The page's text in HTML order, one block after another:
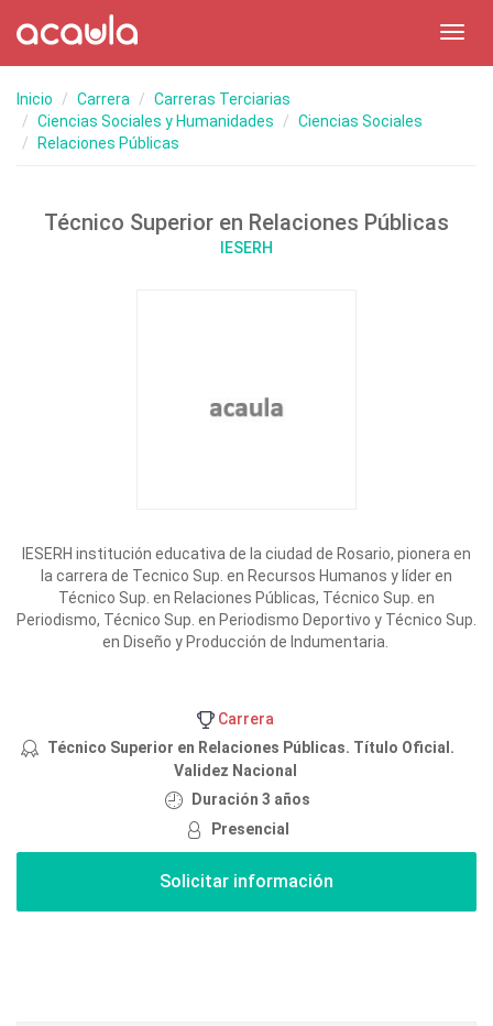
Inicio Carrera
Carreras Terciarias
Ciencias Sociales y Humanidades
Ciencias Sociales
Relaciones Públicas
Técnico Superior en Relaciones Públicas
IESERH
IESERH institución educativa de la ciudad de Rosario, pionera en
la carrera de Tecnico Sup. en Recursos Humanos y líder en
Técnico Sup. en Relaciones Públicas, Técnico Sup. en
Periodismo, Técnico Sup. en Periodismo Deportivo y Técnico Sup.
en Diseño y Producción de Indumentaria.
Carrera
Técnico Superior en Relaciones Públicas. Título Oficial.
Validez Nacional
Duración 3 años
Presencial